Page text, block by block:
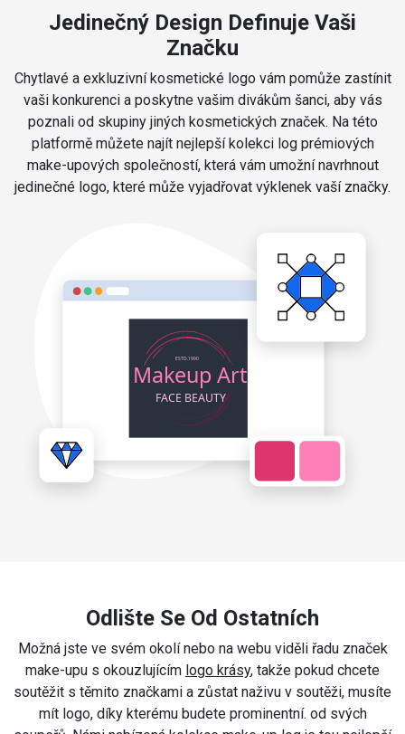
Jedinečný Design Definuje Vaši
Značku
Chytlavé a exkluzivní kosmetické logo vám pomůže zastínit
vaši konkurenci a poskytne vašim divákům šanci, aby vás
poznali od skupiny jiných kosmetických značek. Na této
platformě můžete najít nejlepší kolekci log prémiových
make-upových společností, která vám umožní navrhnout
jedinečné logo, které může vyjadřovat výklenek vaší značky.
Odlište Se Od Ostatních
Možná jste ve svém okolí nebo na webu viděli řadu značek
make-upu s okouzlujícím logo krásy, takže pokud chcete
soutěžit s těmito značkami a zůstat naživu v soutěži, musíte
mít logo, díky kterému budete prominentní. od svých